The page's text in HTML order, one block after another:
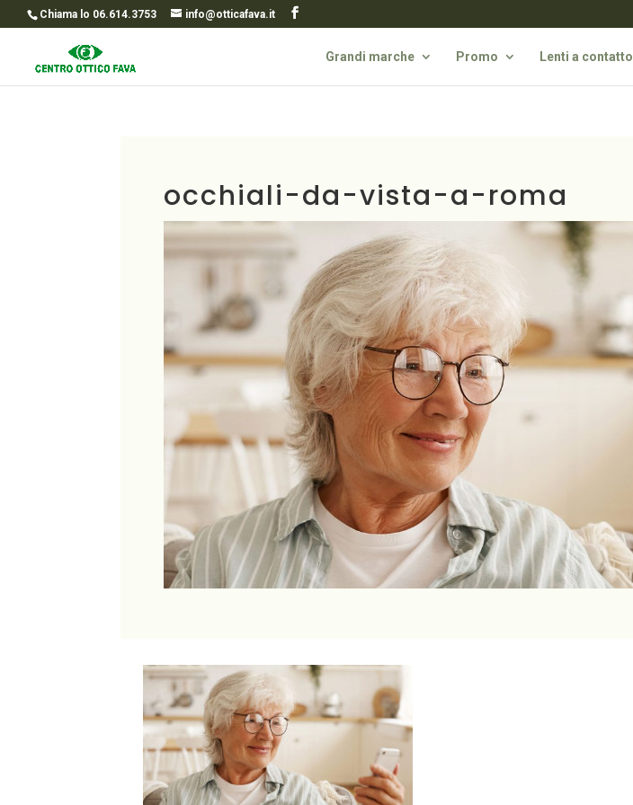
Chiama lo 06.614.3753 info@otticafava.it
Grandi marche Promo Lenti a contatto
occhiali-da-vista-a-roma